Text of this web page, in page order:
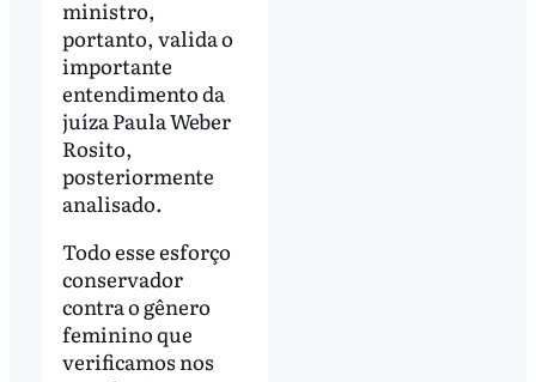
ministro,
portanto, valida o
importante
entendimento da
juíza Paula Weber
Rosito,
posteriormente
analisado.
Todo esse esforço
conservador
contra o gênero
feminino que
verificamos nos